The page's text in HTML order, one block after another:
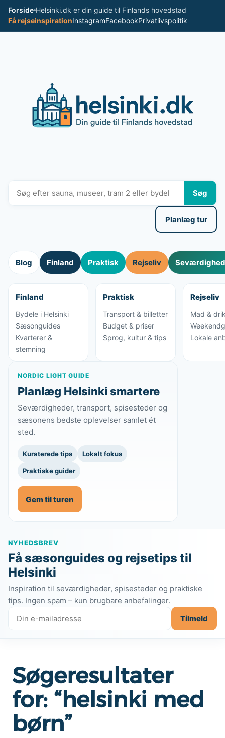
Spring
indhold
Forside Helsinki.dk er din guide til Finlands hovedstad
Få rejseinspirationInstagramFacebookPrivatlivspolitik
Søg
Planlæg tur
Blog Finland Praktisk Rejseliv
Finland
Bydele i Helsinki
Sæsonguides
Kvarterer &
stemning
Praktisk
Transport & billetter
Budget & priser
Sprog, kultur & tips
Rejseliv
Mad &
Lokale
NORDIC LIGHT GUIDE
Planlæg Helsinki smartere
Seværdigheder, transport, spisesteder og
sæsonens bedste oplevelser samlet ét
sted.
Kuraterede tips Lokalt fokus
Praktiske guider
Gem til turen
NYHEDSBREV
Få sæsonguides og rejsetips til
Helsinki
Inspiration til seværdigheder, spisesteder og praktiske
tips. Ingen spam – kun brugbare anbefalinger.
Tilmeld
Søgeresultater
for: “helsinki med
børn”